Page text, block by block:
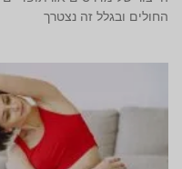
החולים ובגלל זה נצטרך